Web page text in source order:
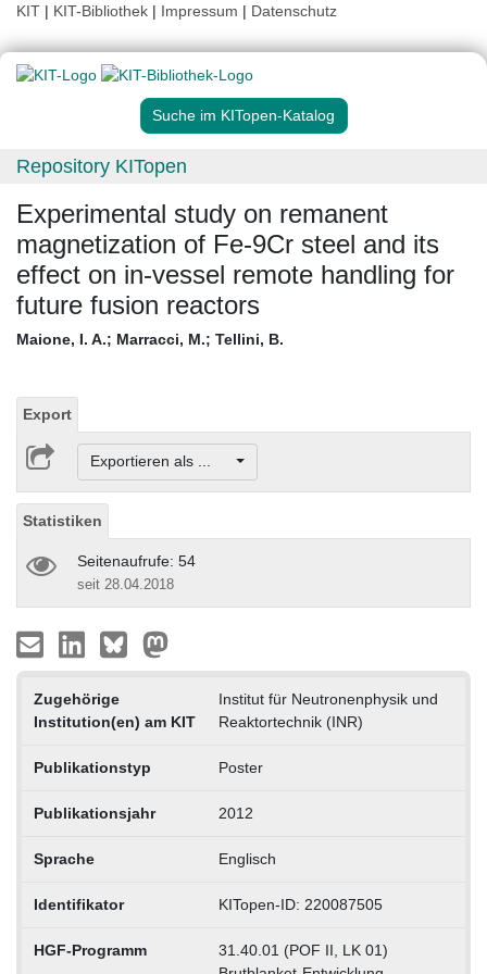
KIT | KIT-Bibliothek | Impressum | Datenschutz
Suche im KITopen-Katalog
Repository KITopen
Experimental study on remanent
magnetization of Fe-9Cr steel and its
effect on in-vessel remote handling for
future fusion reactors
Maione, I. A.; Marracci, M.; Tellini, B.
Export
Exportieren als ...
Statistiken
Seitenaufrufe: 54
seit 28.04.2018
Zugehörige
Institution(en) am KIT
Institut für Neutronenphysik und
Reaktortechnik (INR)
Publikationstyp Poster
Publikationsjahr 2012
Sprache Englisch
Identifikator KITopen-ID: 220087505
HGF-Programm
31.40.01 (POF II, LK 01)